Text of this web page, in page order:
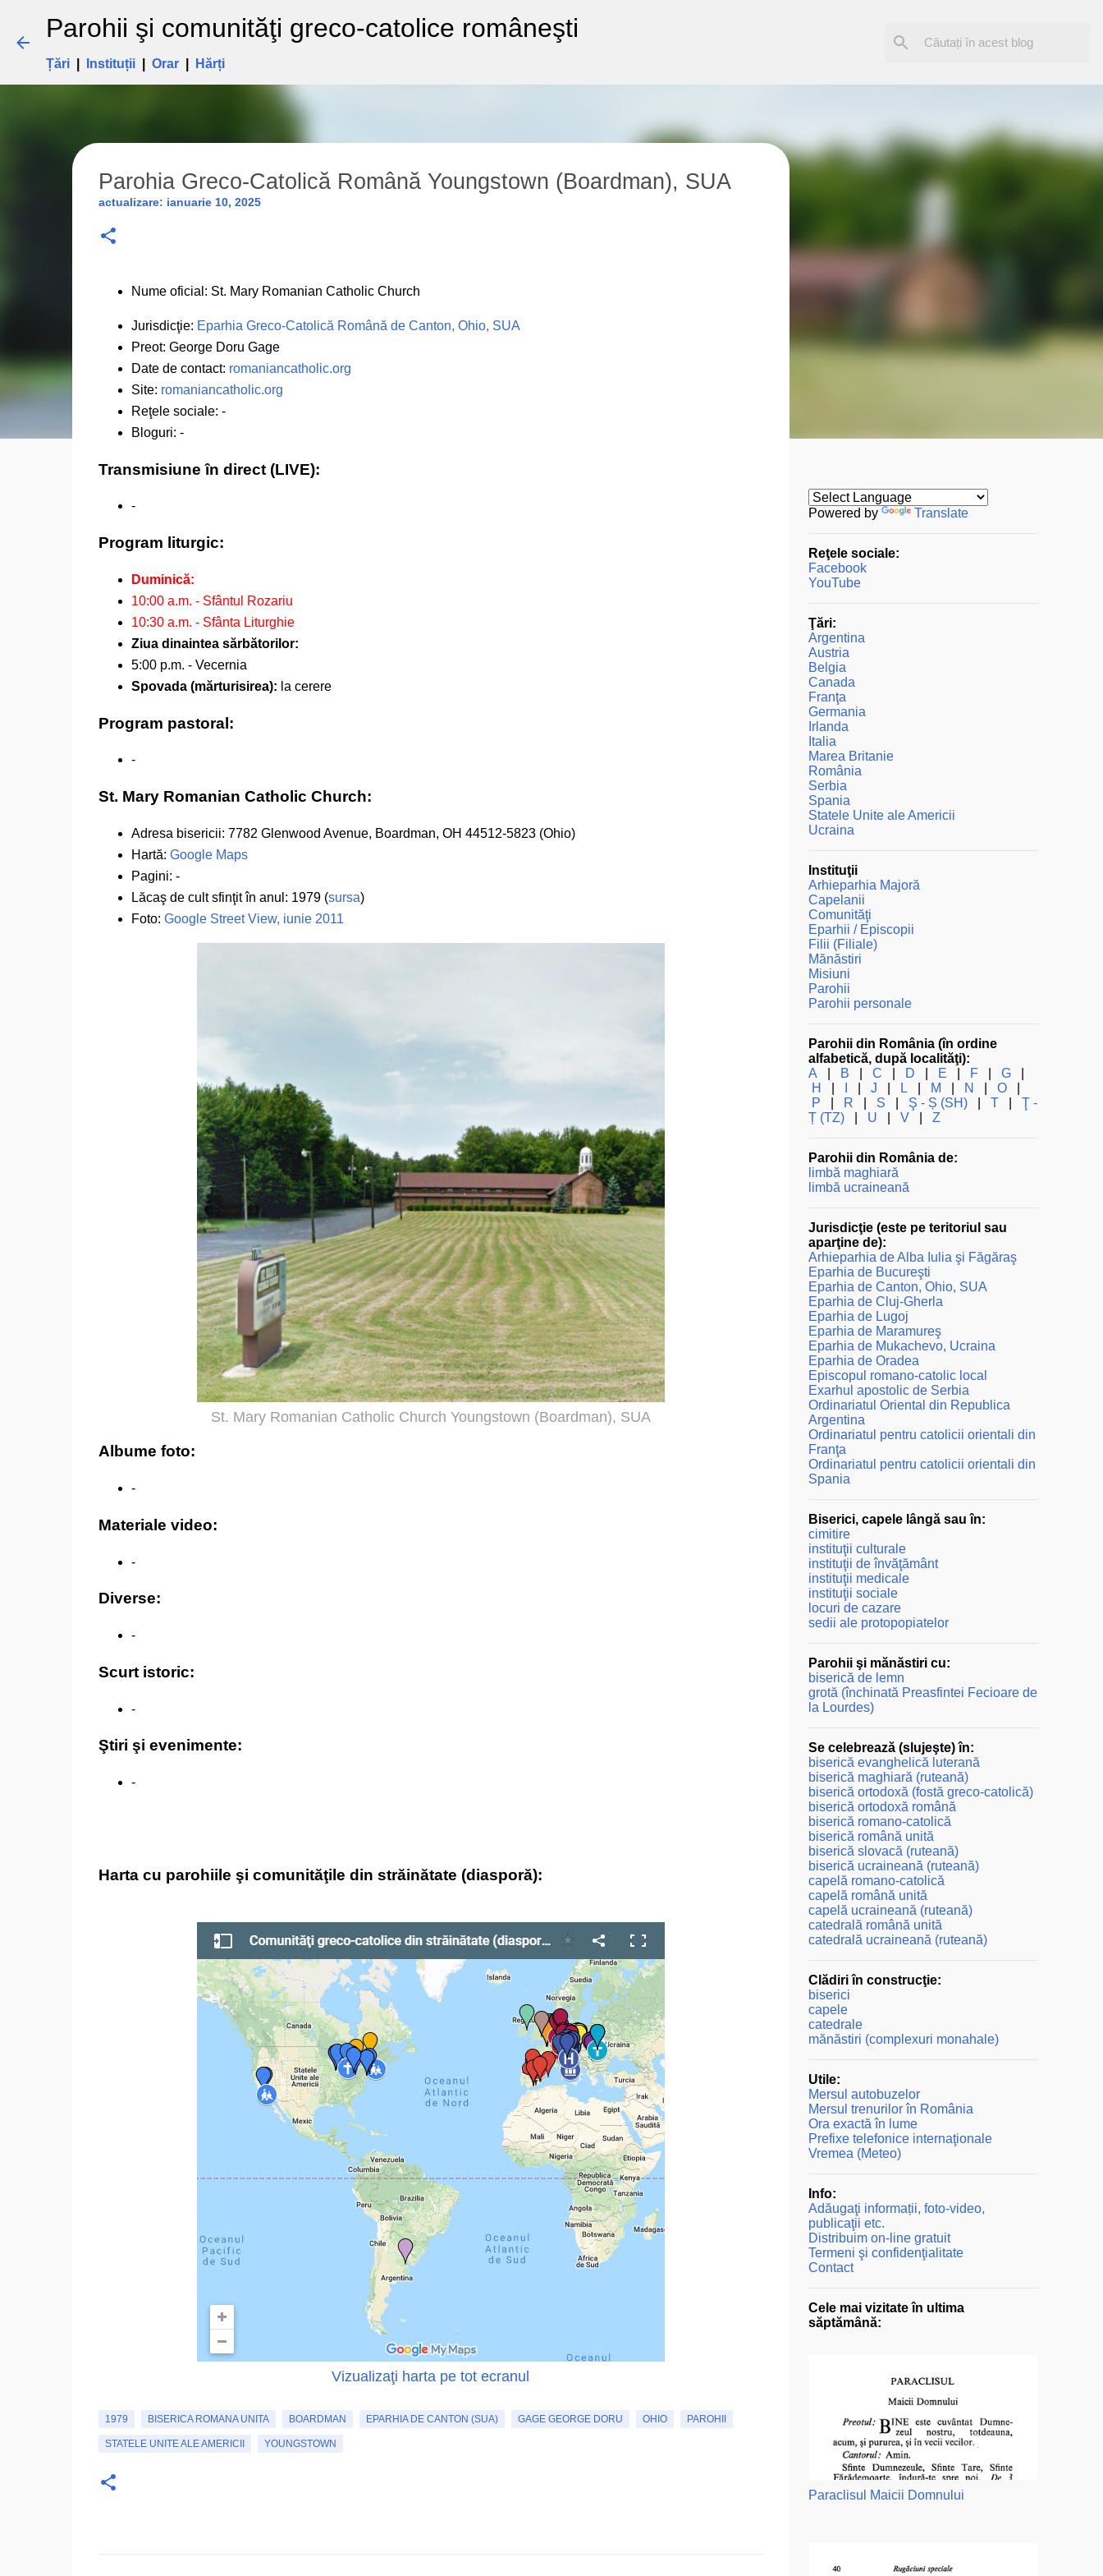
Treceți la conținutul principal
Parohii şi comunităţi greco-catolice româneşti
Țări Instituții Orar Hărți
Parohia Greco-Catolică Română Youngstown (Boardman), SUA
actualizare: ianuarie 10, 2025
Nume oficial: St. Mary Romanian Catholic Church
Jurisdicţie: Eparhia Greco-Catolică Română de Canton, Ohio, SUA
Preot: George Doru Gage
Date de contact: romaniancatholic.org
Site: romaniancatholic.org
Reţele sociale: -
Bloguri: -
Transmisiune în direct (LIVE):
-
Program liturgic:
Duminică:
10:00 a.m. - Sfântul Rozariu
10:30 a.m. - Sfânta Liturghie
Ziua dinaintea sărbătorilor:
5:00 p.m. - Vecernia
Spovada (mărturisirea): la cerere
Program pastoral:
-
St. Mary Romanian Catholic Church:
Adresa bisericii: 7782 Glenwood Avenue, Boardman, OH 44512-5823 (Ohio)
Hartă: Google Maps
Pagini: -
Lăcaş de cult sfinţit în anul: 1979 (sursa)
Foto: Google Street View, iunie 2011
St. Mary Romanian Catholic Church Youngstown (Boardman), SUA
Albume foto:
-
Materiale video:
-
Diverse:
-
Scurt istoric:
-
Ştiri şi evenimente:
-
Harta cu parohiile şi comunităţile din străinătate (diasporă):
Vizualizaţi harta pe tot ecranul
1979 BISERICA ROMANA UNITA BOARDMAN EPARHIA DE CANTON (SUA) GAGE GEORGE DORU OHIO PAROHII
STATELE UNITE ALE AMERICII YOUNGSTOWN
Powered by Translate
Reţele sociale:
Facebook
YouTube
Ţări:
Argentina
Austria
Belgia
Canada
Franţa
Germania
Irlanda
Italia
Marea Britanie
România
Serbia
Spania
Statele Unite ale Americii
Ucraina
Instituţii
Arhieparhia Majoră
Capelanii
Comunităţi
Eparhii / Episcopii
Filii (Filiale)
Mănăstiri
Misiuni
Parohii
Parohii personale
Parohii din România (în ordine
alfabetică, după localităţi):
A
B C D E F| G|
H
J L M N O|
P
R S Ş - Ș (SH)| T| Ţ -
Ț (TZ)| U V| Z
Parohii din România de:
limbă maghiară
limbă ucraineană
Jurisdicţie (este pe teritoriul sau
aparţine de):
Arhieparhia de Alba Iulia şi Făgăraş
Eparhia de Bucureşti
Eparhia de Canton, Ohio, SUA
Eparhia de Cluj-Gherla
Eparhia de Lugoj
Eparhia de Maramureş
Eparhia de Mukachevo, Ucraina
Eparhia de Oradea
Episcopul romano-catolic local
Exarhul apostolic de Serbia
Ordinariatul Oriental din Republica
Argentina
Ordinariatul pentru catolicii orientali din
Franţa
Ordinariatul pentru catolicii orientali din
Spania
Biserici, capele lângă sau în:
cimitire
instituţii culturale
instituţii de învăţământ
instituţii medicale
instituţii sociale
locuri de cazare
sedii ale protopopiatelor
Parohii şi mănăstiri cu:
biserică de lemn
grotă (închinată Preasfintei Fecioare de
la Lourdes)
Se celebrează (slujeşte) în:
biserică evanghelică luterană
biserică maghiară (ruteană)
biserică ortodoxă (fostă greco-catolică)
biserică ortodoxă română
biserică romano-catolică
biserică română unită
biserică slovacă (ruteană)
biserică ucraineană (ruteană)
capelă romano-catolică
capelă română unită
capelă ucraineană (ruteană)
catedrală română unită
catedrală ucraineană (ruteană)
Clădiri în construcţie:
biserici
capele
catedrale
mănăstiri (complexuri monahale)
Utile:
Mersul autobuzelor
Mersul trenurilor în România
Ora exactă în lume
Prefixe telefonice internaţionale
Vremea (Meteo)
Info:
Adăugaţi informații, foto-video,
publicaţii etc.
Distribuim on-line gratuit
Termeni şi confidenţialitate
Contact
Cele mai vizitate în ultima
săptămână:
Paraclisul Maicii Domnului